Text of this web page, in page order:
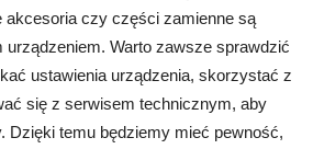
akcesoria czy części zamienne są
urządzeniem. Warto zawsze sprawdzić
ustawienia urządzenia, skorzystać z
się z serwisem technicznym, aby
Dzięki temu będziemy mieć pewność,